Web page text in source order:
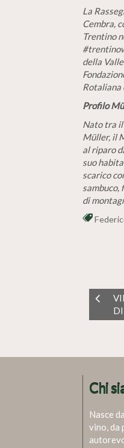
La
Cembra,
Trentino
della
Rotaliana
Profilo
Nato tra il
Müller, il
al riparo
suo
scarico
di
Chi
Nasce
vino, da